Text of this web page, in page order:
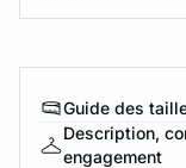
Guide des
Description,
engagement